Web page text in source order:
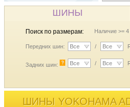
ШИНЫ
Поиск по размерам: Наличие >= 4
Передних шин: Все / Все
Задних шин: ? Все / Все
ШИНЫ YOKOHAMA